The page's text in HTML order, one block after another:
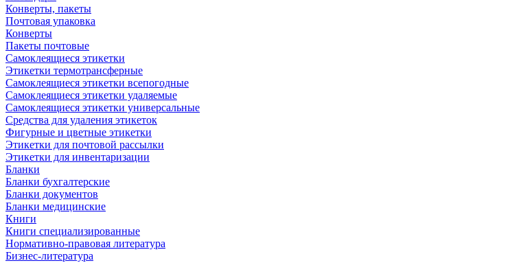
Конверты, пакеты
Почтовая упаковка
Конверты
Пакеты почтовые
Самоклеящиеся этикетки
Этикетки термотрансферные
Самоклеящиеся этикетки всепогодные
Самоклеящиеся этикетки удаляемые
Самоклеящиеся этикетки универсальные
Средства для удаления этикеток
Фигурные и цветные этикетки
Этикетки для почтовой рассылки
Этикетки для инвентаризации
Бланки
Бланки бухгалтерские
Бланки документов
Бланки медицинские
Книги
Книги специализированные
Нормативно-правовая литература
Бизнес-литература